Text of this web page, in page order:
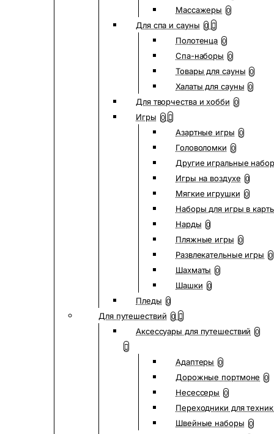
Массажеры 0
Для спа и сауны 0
Полотенца 0
Спа-наборы 0
Товары для сауны 0
Халаты для сауны 0
Для творчества и хобби 0
Игры 0
Азартные игры 0
Головоломки 0
Другие игральные
Игры на воздухе 0
Мягкие игрушки 0
Наборы для игры в
Нарды 0
Пляжные игры 0
Развлекательные игры 0
Шахматы 0
Шашки 0
Пледы 0
Для путешествий 0
Аксессуары для путешествий 0
Адаптеры 0
Дорожные портмоне 0
Несессеры 0
Переходники для
Швейные наборы 0